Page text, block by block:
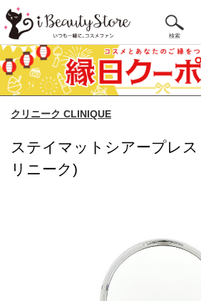
検索
クリニーク CLINIQUE
ステイマットシアープレ
リニーク)